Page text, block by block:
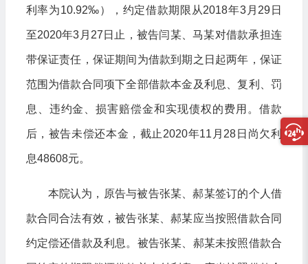
利率为10.92‰），约定借款期限从2018年3月29日
至2020年3月27日止，被告闫某、马某对借款承担连
带保证责任，保证期间为借款到期之日起两年，保证
范围为借款合同项下全部借款本金及利息、复利、罚
息、违约金、损害赔偿金和实现债权的费用。借款
后，被告未偿还本金，截止2020年11月28日尚欠利
息48608元。
本院认为，原告与被告张某、郝某签订的个人借
款合同合法有效，被告张某、郝某应当按照借款合同
约定偿还借款及利息。被告张某、郝某未按照借款合